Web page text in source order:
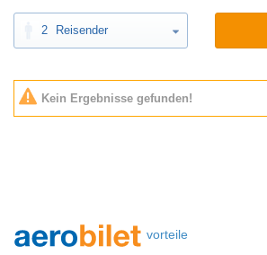
2 Reisender
Kein Ergebnisse gefunden!
vorteile